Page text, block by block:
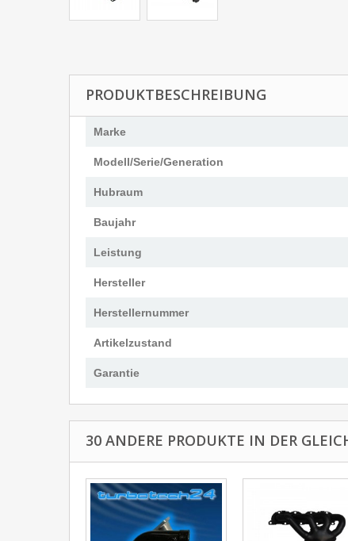
PRODUKTBESCHREIBUNG
Marke
Modell/Serie/Generation
Hubraum
Baujahr
Leistung
Hersteller
Herstellernummer
Artikelzustand
Garantie
30 ANDERE PRODUKTE IN DER